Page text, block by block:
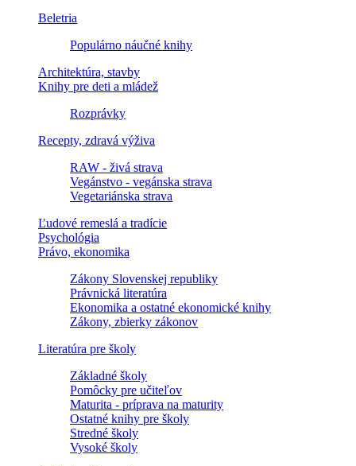
Beletria
Populárno náučné knihy
Architektúra, stavby
Knihy pre deti a mládež
Rozprávky
Recepty, zdravá výživa
RAW - živá strava
Vegánstvo - vegánska strava
Vegetariánska strava
Ľudové remeslá a tradície
Psychológia
Právo, ekonomika
Zákony Slovenskej republiky
Právnická literatúra
Ekonomika a ostatné ekonomické knihy
Zákony, zbierky zákonov
Literatúra pre školy
Základné školy
Pomôcky pre učiteľov
Maturita - príprava na maturity
Ostatné knihy pre školy
Stredné školy
Vysoké školy